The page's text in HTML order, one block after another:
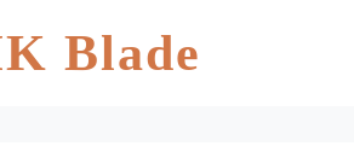
Blade